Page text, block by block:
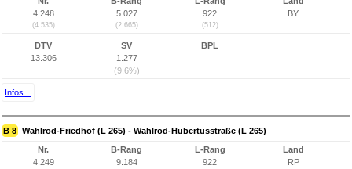
4.248
(4.535)
5.027
(2.665)
922
(512)
BY
DTV
13.306
SV
1.277
(9,6%)
BPL
Infos...
B 8 Wahlrod-Friedhof (L 265) - Wahlrod-Hubertusstraße (L 265)
Nr.
4.249
B-Rang
9.184
L-Rang
922
Land
RP